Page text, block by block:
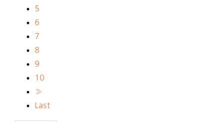
5
6
7
8
9
10
»
Last